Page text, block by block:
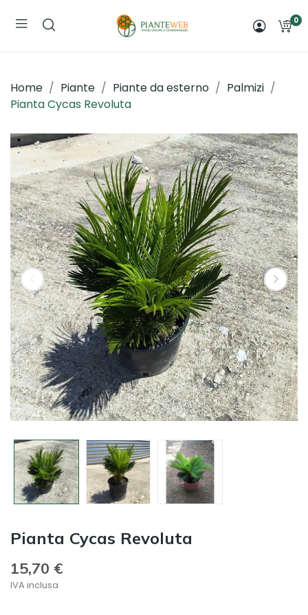
0
Home Piante Piante da esterno
Palmizi
Pianta Cycas Revoluta
Pianta Cycas Revoluta
15,70 €
IVA inclusa